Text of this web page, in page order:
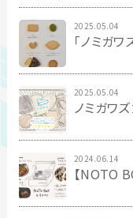
2025.05.04
「ノミガ
2025.05.04
ノミガワ
2024.06.14
【NOTO